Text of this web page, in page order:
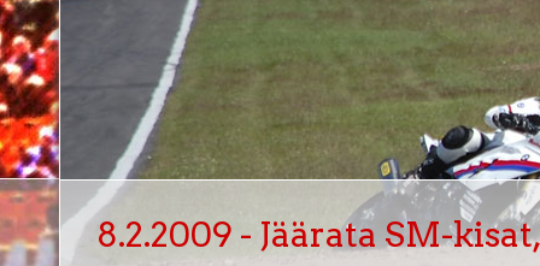
8.2.2009 - Jäärata SM-